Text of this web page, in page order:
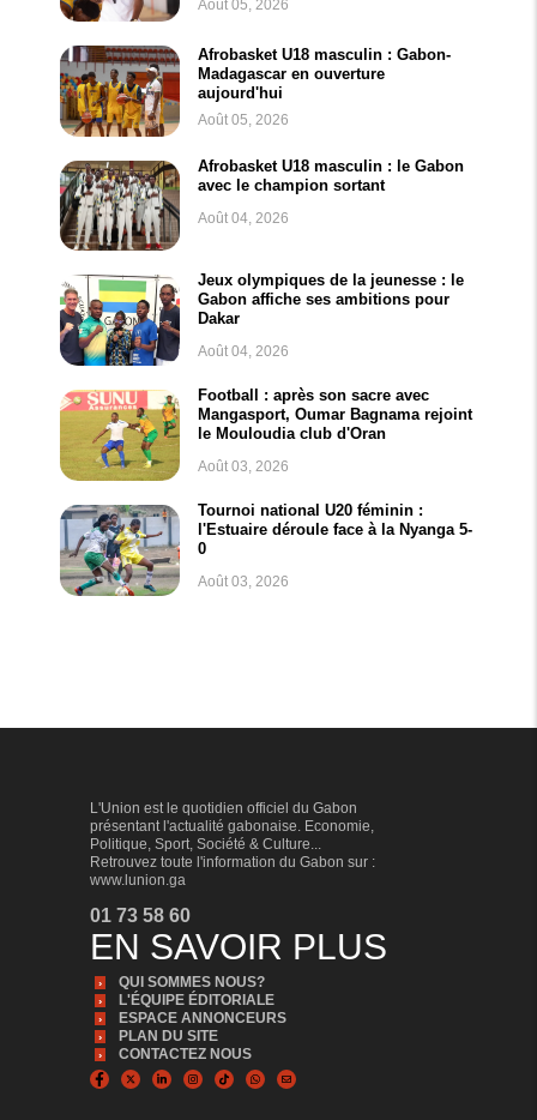
Août 05, 2026
Afrobasket U18 masculin : Gabon-
Madagascar en ouverture
aujourd'hui
Août 05, 2026
Afrobasket U18 masculin : le Gabon
avec le champion sortant
Août 04, 2026
Jeux olympiques de la jeunesse : le
Gabon affiche ses ambitions pour
Dakar
Août 04, 2026
Football : après son sacre avec
Mangasport, Oumar Bagnama rejoint
le Mouloudia club d'Oran
Août 03, 2026
Tournoi national U20 féminin :
l'Estuaire déroule face à la Nyanga 5-
0
Août 03, 2026
L'Union est le quotidien officiel du Gabon
présentant l'actualité gabonaise. Economie,
Politique, Sport, Société & Culture...
Retrouvez toute l'information du Gabon sur :
www.lunion.ga
01 73 58 60
EN SAVOIR PLUS
QUI SOMMES NOUS?
L'ÉQUIPE ÉDITORIALE
ESPACE ANNONCEURS
PLAN DU SITE
CONTACTEZ NOUS